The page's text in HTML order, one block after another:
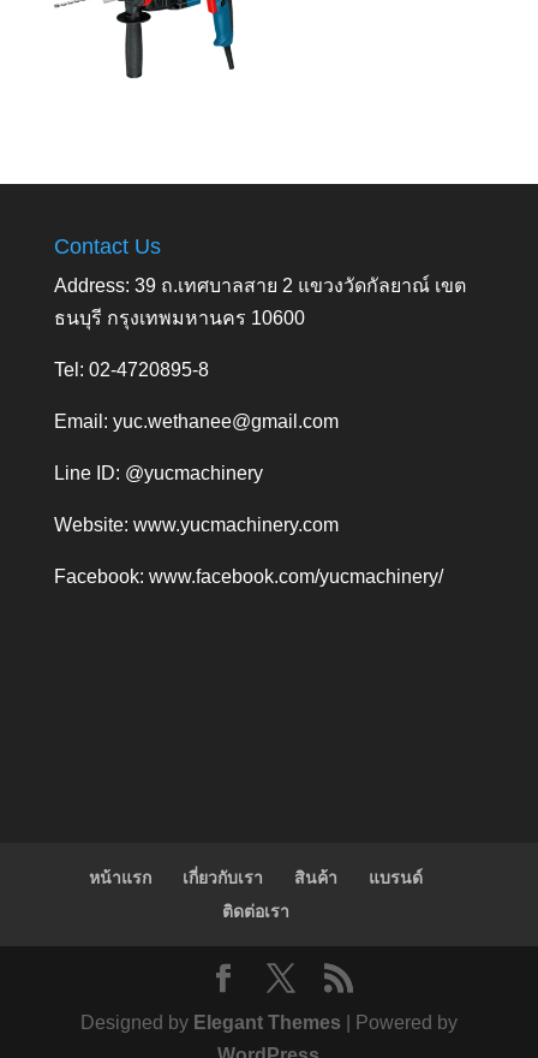
Contact Us
Address: 39 ถ.เทศบาลสาย 2 แขวงวัดกัลยาณ์ เขต
ธนบุรี กรุงเทพมหานคร 10600
Tel: 02-4720895-8
Email: yuc.wethanee@gmail.com
Line ID: @yucmachinery
Website: www.yucmachinery.com
Facebook: www.facebook.com/yucmachinery/
หน้าแรก เกี่ยวกับเรา สินค้า
แบรนด์
ติดต่อเรา
Designed by Elegant Themes | Powered by